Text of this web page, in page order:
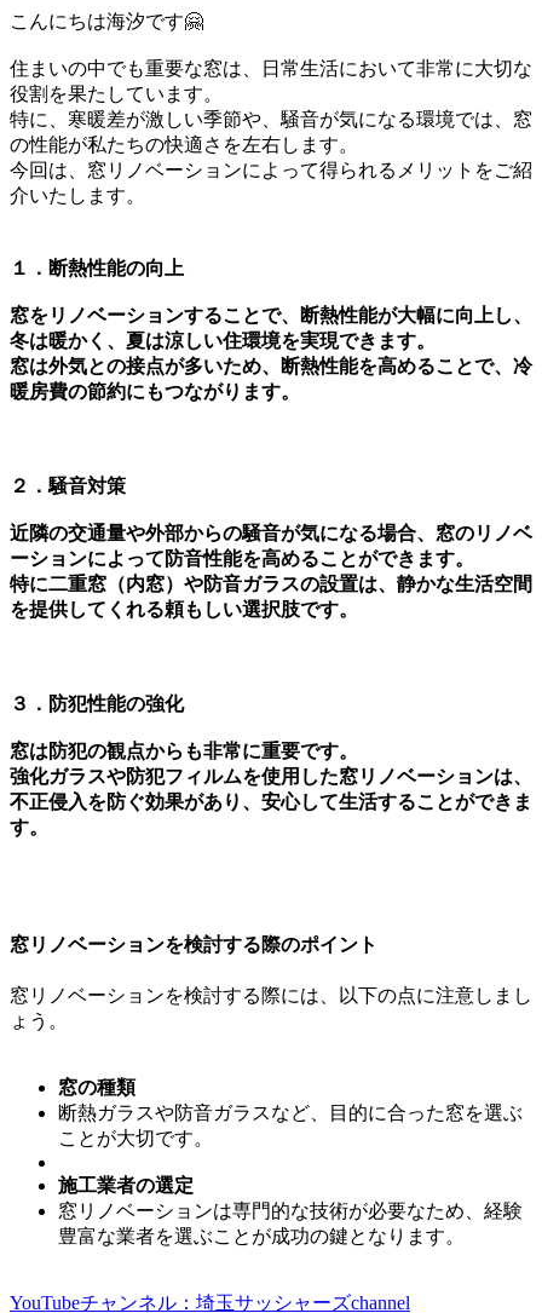
こんにちは海汐です🤗
住まいの中でも重要な窓は、日常生活において非常に大切な
役割を果たしています。
特に、寒暖差が激しい季節や、騒音が気になる環境では、窓
の性能が私たちの快適さを左右します。
今回は、窓リノベーションによって得られるメリットをご紹
介いたします。
１．断熱性能の向上
窓をリノベーションすることで、断熱性能が大幅に向上し、
冬は暖かく、夏は涼しい住環境を実現できます。
窓は外気との接点が多いため、断熱性能を高めることで、冷
暖房費の節約にもつながります。
２．騒音対策
近隣の交通量や外部からの騒音が気になる場合、窓のリノベ
ーションによって防音性能を高めることができます。
特に二重窓（内窓）や防音ガラスの設置は、静かな生活空間
を提供してくれる頼もしい選択肢です。
３．防犯性能の強化
窓は防犯の観点からも非常に重要です。
強化ガラスや防犯フィルムを使用した窓リノベーションは、
不正侵入を防ぐ効果があり、安心して生活することができま
す。
窓リノベーションを検討する際のポイント
窓リノベーションを検討する際には、以下の点に注意しまし
ょう。
窓の種類
断熱ガラスや防音ガラスなど、目的に合った窓を選ぶ
ことが大切です。
施工業者の選定
窓リノベーションは専門的な技術が必要なため、経験
豊富な業者を選ぶことが成功の鍵となります。
YouTubeチャンネル：埼玉サッシャーズchannel